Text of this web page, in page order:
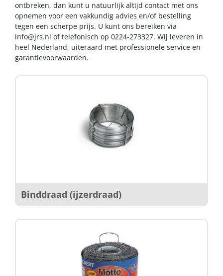
ontbreken, dan kunt u natuurlijk altijd contact met ons
opnemen voor een vakkundig advies en/of bestelling
tegen een scherpe prijs. U kunt ons bereiken via
info@jrs.nl of telefonisch op 0224-273327. Wij leveren in
heel Nederland, uiteraard met professionele service en
garantievoorwaarden.
Binddraad (ijzerdraad)